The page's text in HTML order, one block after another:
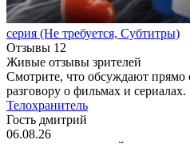
серия (Не требуется, Субтитры)
Отзывы 12
Живые отзывы зрителей
Смотрите, что обсуждают прямо
разговору о фильмах и сериалах.
Телохранитель
Гость дмитрий
06.08.26